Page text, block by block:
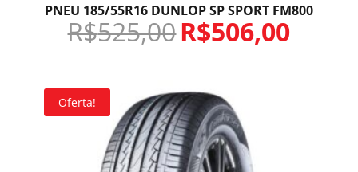
PNEU 185/55R16 DUNLOP SP SPORT FM800
R$525,00R$506,00
Oferta!